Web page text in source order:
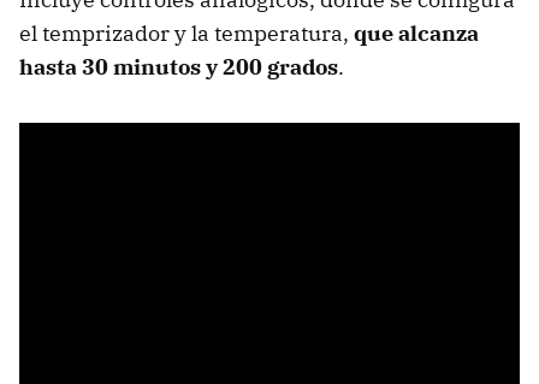
el temprizador y la temperatura, que alcanza
hasta 30 minutos y 200 grados.